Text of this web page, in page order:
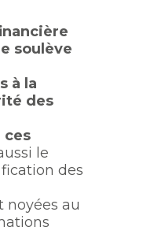
soulève
à la
des
ces
le
des
noyées au